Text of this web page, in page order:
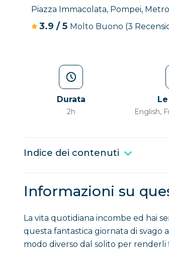
Piazza Immacolata, Pompei,
3.9 /5 Molto Buono (3
Durata
2h English,
Indice dei contenuti
Informazioni su
La vita quotidiana incombe ed hai
questa fantastica giornata di svago
modo diverso dal solito per renderli